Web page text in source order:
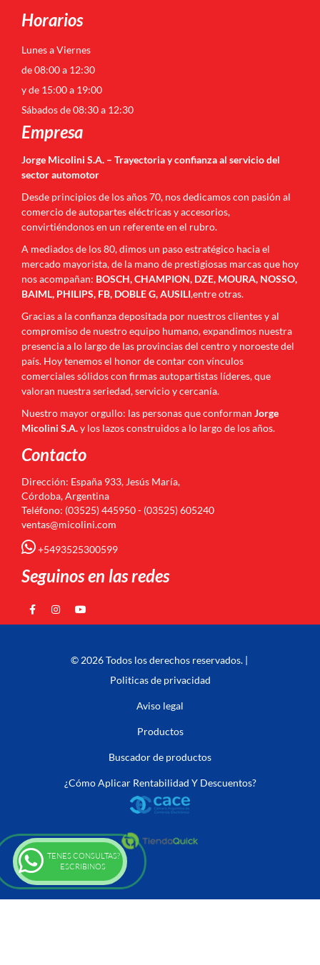
Horarios
Lunes a Viernes
de 08:00 a 12:30
y de 15:00 a 19:00
Sábados de 08:30 a 12:30
Empresa
Jorge Micolini S.A. – Trayectoria y confianza al servicio del
sector automotor
Desde principios de los años 70, nos dedicamos con pasión al
comercio de autopartes eléctricas y accesorios,
convirtiéndonos en un referente en el rubro.
A mediados de los 80, dimos un paso estratégico hacia el
mercado mayorista, de la mano de prestigiosas marcas que hoy
nos acompañan: BOSCH, CHAMPION, DZE, MOURA, NOSSO,
BAIML, PHILIPS, FB, DOBLE G, AUSILI,entre otras.
Gracias a la confianza depositada por nuestros clientes y al
compromiso de nuestro equipo humano, expandimos nuestra
presencia a lo largo de las provincias del centro y noroeste del
país. Hoy tenemos el honor de contar con vínculos
comerciales sólidos con firmas autopartistas líderes, que
valoran nuestra seriedad, servicio y cercanía.
Nuestro mayor orgullo: las personas que conforman Jorge
Micolini S.A.y los lazos construidos a lo largo de los años.
Contacto
Dirección: España 933, Jesús María,
Córdoba, Argentina
Teléfono: (03525) 445950 - (03525) 605240
ventas@micolini.com
+5493525300599
Seguinos en las redes
© 2026 Todos los derechos reservados. |
Politicas de privacidad
Aviso legal
Productos
Buscador de productos
¿Cómo Aplicar Rentabilidad Y Descuentos?
TENES CONSULTAS?
ESCRIBINOS